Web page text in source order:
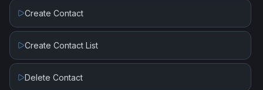
Create Contact
Create Contact List
Delete Contact